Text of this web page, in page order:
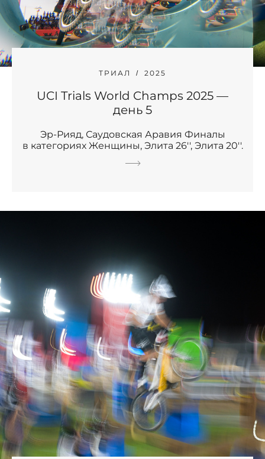
ТРИАЛ 2025
UCI Trials World Champs 2025 —
день 5
Эр-Рияд, Саудовская Аравия Финалы
в категориях Женщины, Элита 26'', Элита 20''.